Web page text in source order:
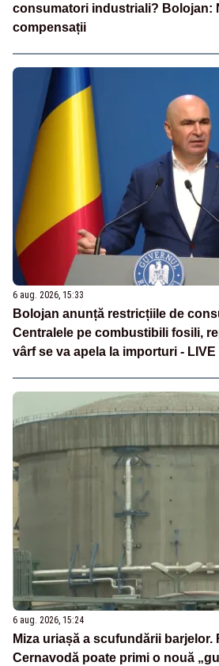
consumatori industriali? Bolojan:
compensații
6 aug. 2026, 15:33
Bolojan anunță restricțiile de
Centralele pe combustibili fosili,
vârf se va apela la importuri - LIVE
6 aug. 2026, 15:24
Miza uriașă a scufundării barjelor.
Cernavodă poate primi o nouă